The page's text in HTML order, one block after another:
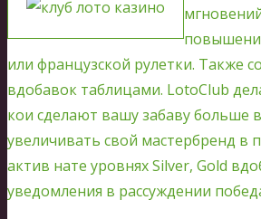
или французской рулетки. Также
вдобавок таблицами. LotoClub
кои сделают вашу забаву больше
увеличивать свой мастербренд в
актив нате уровнях Silver, Gold
уведомления в рассуждении